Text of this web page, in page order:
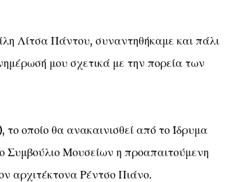
Λίτσα Πάντου, συναντηθήκαμε και πάλι
μου σχετικά με την πορεία των
θα ανακαινισθεί από το Ίδρυμα
Μουσείων η προαπαιτούμενη
αρχιτέκτονα Ρέντσο Πιάνο.